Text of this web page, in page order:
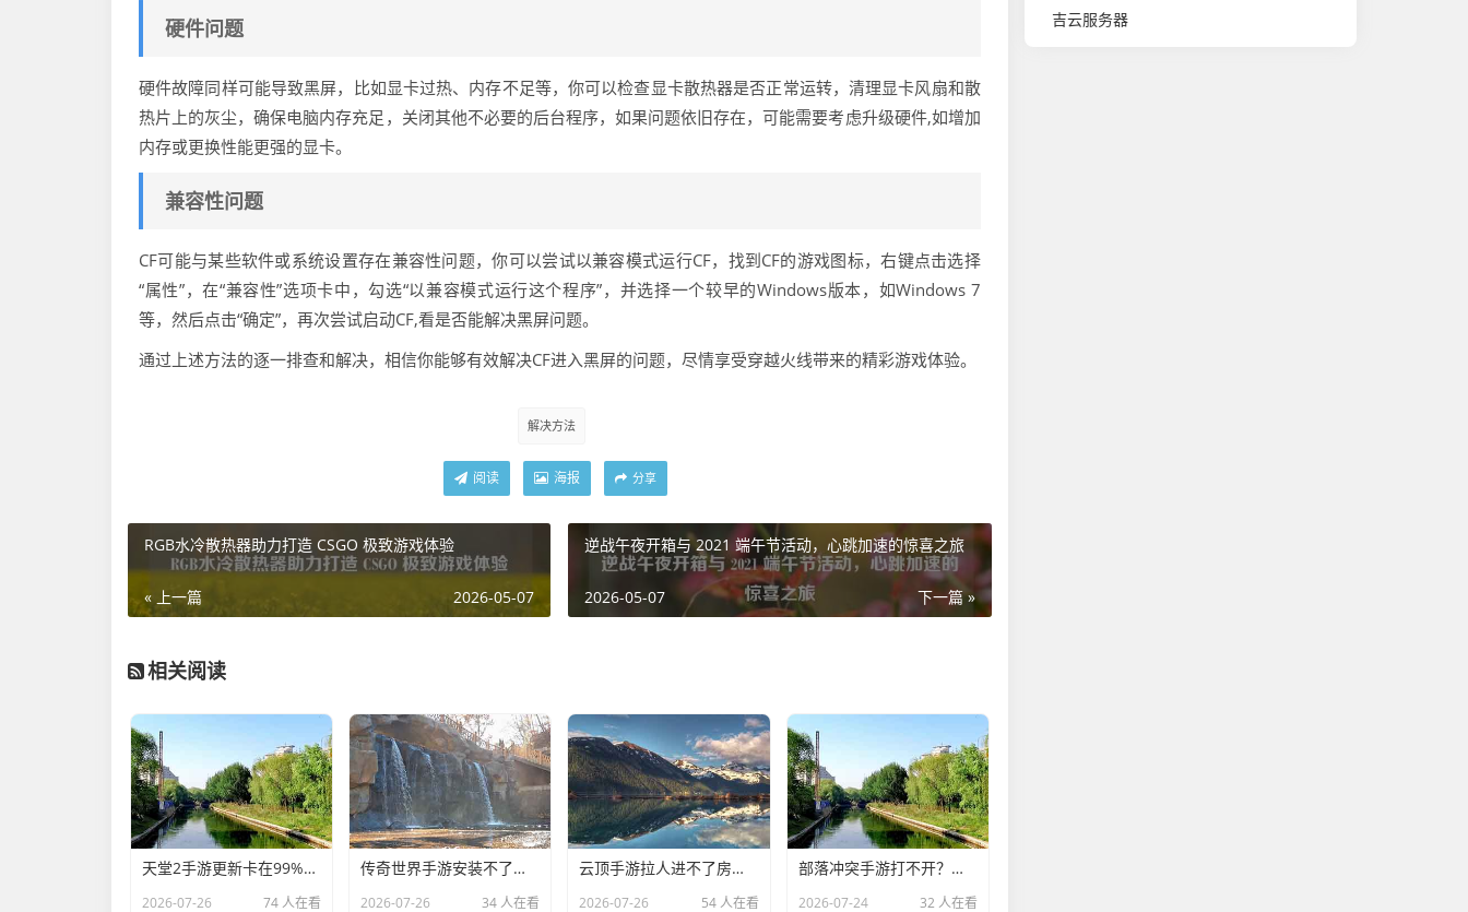
硬件问题
硬件故障同样可能导致黑屏，比如显卡过热、内存不足等，你可以检查显卡散热器是否正常运转，清理显卡风扇和散
热片上的灰尘，确保电脑内存充足，关闭其他不必要的后台程序，如果问题依旧存在，可能需要考虑升级硬件,如增加
内存或更换性能更强的显卡。
兼容性问题
CF可能与某些软件或系统设置存在兼容性问题，你可以尝试以兼容模式运行CF，找到CF的游戏图标，右键点击选择
“属性”，在“兼容性”选项卡中，勾选“以兼容模式运行这个程序”，并选择一个较早的Windows版本，如Windows 7
等，然后点击“确定”，再次尝试启动CF,看是否能解决黑屏问题。
通过上述方法的逐一排查和解决，相信你能够有效解决CF进入黑屏的问题，尽情享受穿越火线带来的精彩游戏体验。
解决方法
阅读 海报 分享
RGB水冷散热器助力打造 CSGO 极致游戏体验
« 上一篇 2026-05-07
逆战午夜开箱与 2021 端午节活动，心跳加速的惊喜之旅
下一篇 »
2026-05-07
相关阅读
天堂2手游更新卡在99%？别慌！这些方法帮你解决更新难题，天堂2手游更新卡99%？别慌！解决难题方法来了
2026-07-26 74 人在看
传奇世界手游安装不了？别急！常见原因与解决方法汇总，传奇世界手游安装问题，常见原因与解决方法汇总
2026-07-26 34 人在看
云顶手游拉人进不了房间？别急！常见原因与解决方法汇总，云顶手游拉人进不了房间？常见原因与解决方法汇总
2026-07-26 54 人在看
部落冲突手游打不开？别慌！常见原因与解决方法汇总，部落冲突手游打不开？原因与解决方法汇总
2026-07-24 32 人在看
吉云服务器